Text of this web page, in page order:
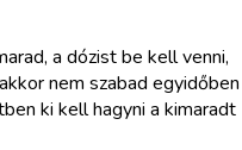
a dózist be kell venni,
nem szabad egyidőben
ki kell hagyni a kimaradt